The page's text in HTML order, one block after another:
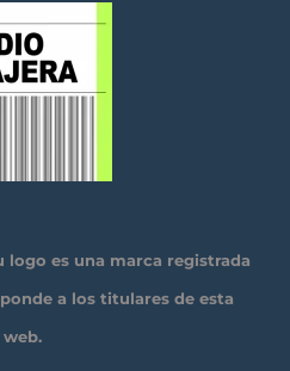
logo es una marca registrada
a los titulares de esta
web.